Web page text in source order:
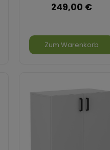
249,00 €
Zum Warenkorb